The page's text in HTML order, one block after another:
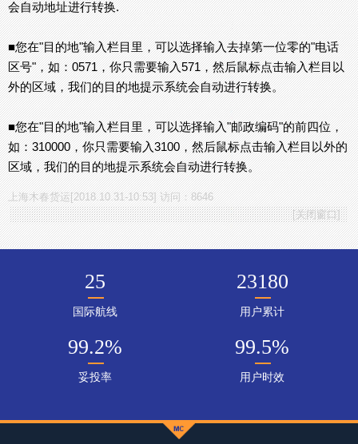
会自动地址进行转换.
■您在"目的地"输入栏目里，可以选择输入去掉第一位零的"电话
区号"，如：0571，你只需要输入571，然后鼠标点击输入栏目以
外的区域，我们的目的地提示系统会自动进行转换。
■您在"目的地"输入栏目里，可以选择输入"邮政编码"的前四位，
如：310000，你只需要输入3100，然后鼠标点击输入栏目以外的
区域，我们的目的地提示系统会自动进行转换。
上海木春货运[2018.10.31-10:53] 访问：8646
[关闭窗口]
25
国际航线
23180
用户累计
99.2%
妥投率
99.5%
用户时效